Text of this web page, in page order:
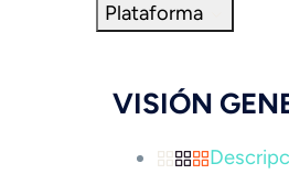
Plataforma
VISIÓN